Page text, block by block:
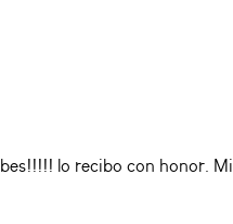
lo recibo con honor.